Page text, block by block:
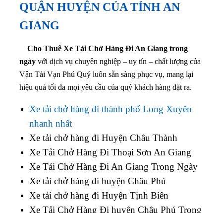
QUẬN HUYỆN CỦA TỈNH AN
GIANG
Cho Thuê Xe Tải Chở Hàng Đi An Giang trong
ngày với dịch vụ chuyên nghiệp – uy tín – chất lượng của
Vận Tải Vạn Phú Quý luôn sẵn sàng phục vụ, mang lại
hiệu quả tối đa mọi yêu cầu của quý khách hàng đặt ra.
Xe tải chở hàng đi thành phố Long Xuyên
nhanh nhất
Xe tải chở hàng đi Huyện Châu Thành
Xe Tải Chở Hàng Đi Thoại Sơn An Giang
Xe Tải Chở Hàng Đi An Giang Trong Ngày
Xe tải chở hàng đi huyện Châu Phú
Xe tải chở hàng đi Huyện Tịnh Biên
Xe Tải Chở Hàng Đi huyện Châu Phú Trong